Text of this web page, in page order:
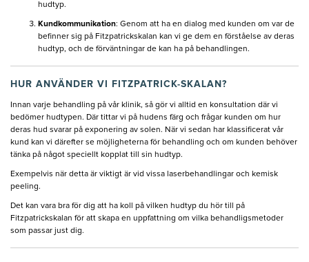
hudtyp.
Kundkommunikation: Genom att ha en dialog med kunden om var de
befinner sig på Fitzpatrickskalan kan vi ge dem en förståelse av deras
hudtyp, och de förväntningar de kan ha på behandlingen.
HUR ANVÄNDER VI FITZPATRICK-SKALAN?
Innan varje behandling på vår klinik, så gör vi alltid en konsultation där vi
bedömer hudtypen. Där tittar vi på hudens färg och frågar kunden om hur
deras hud svarar på exponering av solen. När vi sedan har klassificerat vår
kund kan vi därefter se möjligheterna för behandling och om kunden behöver
tänka på något speciellt kopplat till sin hudtyp.
Exempelvis när detta är viktigt är vid vissa laserbehandlingar och kemisk
peeling.
Det kan vara bra för dig att ha koll på vilken hudtyp du hör till på
Fitzpatrickskalan för att skapa en uppfattning om vilka behandligsmetoder
som passar just dig.